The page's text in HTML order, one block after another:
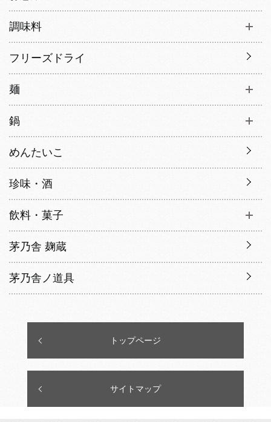
調味料
フリーズドライ
麺
鍋
めんたいこ
珍味・酒
飲料・菓子
茅乃舎 麹蔵
茅乃舎ノ道具
トップページ
サイトマップ